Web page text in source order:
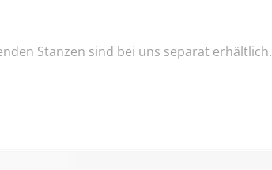
Stanzen sind bei uns separat erhältlich.